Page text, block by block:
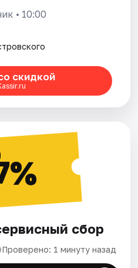
• 10:00
скидкой
сбор
Проверено: 1 минуту назад